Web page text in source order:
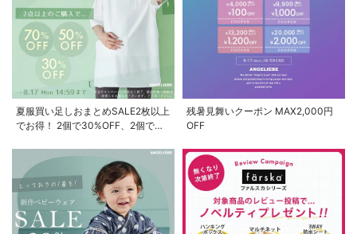
夏服買い足しおまとめSALE2枚以上
でお得！ 2個で30%OFF、2個で
残暑見舞いクーポン MAX2,000円
OFF